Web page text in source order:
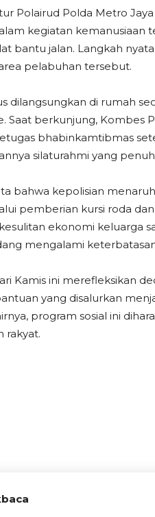
Polairud Polda Metro
kegiatan
bantu jalan. Langkah
pelabuhan tersebut.
dilangsungkan di rumah
Saat berkunjung, Kombes
bhabinkamtibmas
silaturahmi yang
bahwa kepolisian
pemberian kursi roda
ekonomi keluarga
mengalami
Kamis ini merefleksikan
yang disalurkan
program sosial ini
rakyat.